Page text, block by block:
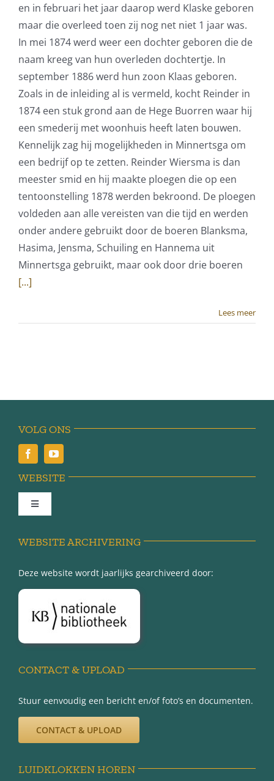
en in februari het jaar daarop werd Klaske geboren
maar die overleed toen zij nog net niet 1 jaar was.
In mei 1874 werd weer een dochter geboren die de
naam kreeg van hun overleden dochtertje. In
september 1886 werd hun zoon Klaas geboren.
Zoals in de inleiding al is vermeld, kocht Reinder in
1874 een stuk grond aan de Hege Buorren waar hij
een smederij met woonhuis heeft laten bouwen.
Kennelijk zag hij mogelijkheden in Minnertsga om
een bedrijf op te zetten. Reinder Wiersma is dan
meester smid en hij maakte ploegen die op een
tentoonstelling 1878 werden bekroond. De ploegen
voldeden aan alle vereisten van die tijd en werden
onder andere gebruikt door de boeren Blanksma,
Hasima, Jensma, Schuiling en Hannema uit
Minnertsga gebruikt, maar ook door drie boeren
[...]
Lees meer
VOLG ONS
WEBSITE
Toggle
Over Minnertsga
Disclaimer
WEBSITE ARCHIVERING
Deze website wordt jaarlijks gearchiveerd door:
CONTACT & UPLOAD
Stuur eenvoudig een bericht en/of foto’s en documenten.
CONTACT & UPLOAD
LUIDKLOKKEN HOREN